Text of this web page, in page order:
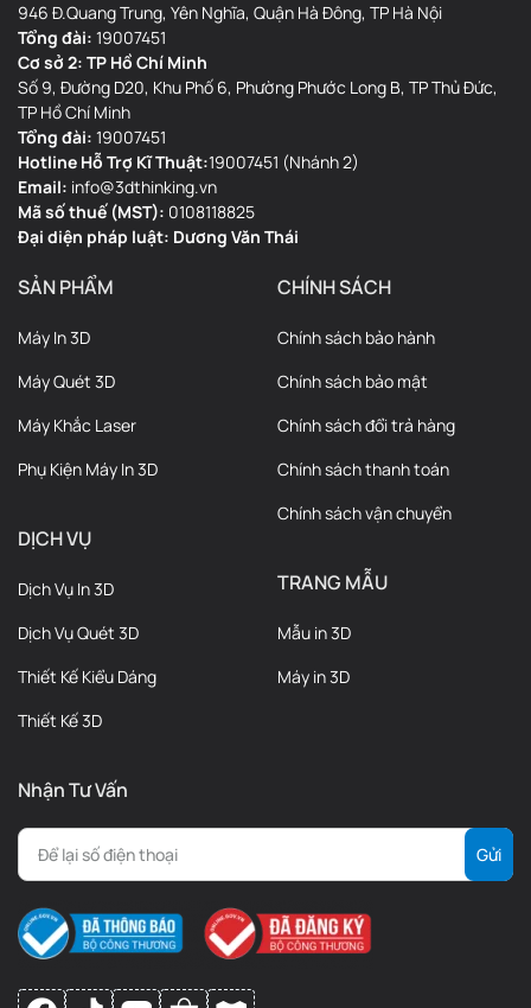
946 Đ.Quang Trung, Yên Nghĩa, Quận Hà Đông, TP Hà Nội
Tổng đài: 19007451
Cơ sở 2: TP Hồ Chí Minh
Số 9, Đường D20, Khu Phố 6, Phường Phước Long B, TP Thủ Đức,
TP Hồ Chí Minh
Tổng đài: 19007451
Hotline Hỗ Trợ Kĩ Thuật:19007451 (Nhánh 2)
Email: info@3dthinking.vn
Mã số thuế (MST): 0108118825
Đại diện pháp luật: Dương Văn Thái
SẢN PHẨM
Máy In 3D
Máy Quét 3D
Máy Khắc Laser
Phụ Kiện Máy In 3D
DỊCH VỤ
Dịch Vụ In 3D
Dịch Vụ Quét 3D
Thiết Kế Kiểu Dáng
Thiết Kế 3D
CHÍNH SÁCH
Chính sách bảo hành
Chính sách bảo mật
Chính sách đổi trả hàng
Chính sách thanh toán
Chính sách vận chuyển
TRANG MẪU
Mẫu in 3D
Máy in 3D
Nhận Tư Vấn